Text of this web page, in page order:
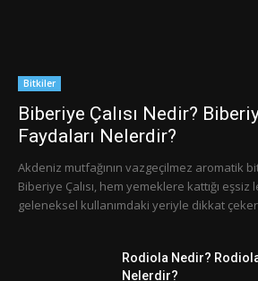
Bitkiler
Biberiye Çalısı Nedir?
Faydaları Nelerdir?
Akdeniz mutfağının vazgeçilmez aromatik
Biberiye Çalısı, hem yemeklere kattığı
geleneksel kullanımdaki yeriyle dikkat
Rodiola Nedir?
Nelerdir?